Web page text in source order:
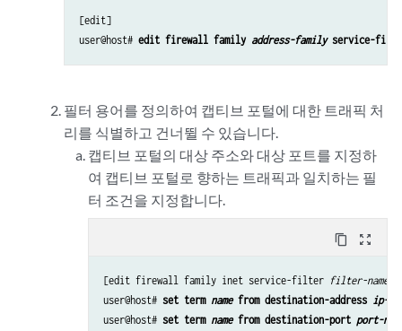
[edit]
user@host# edit firewall family address-family service-
필터 용어를 정의하여 캡티브 포털에 대한 트래픽 처
리를 식별하고 건너뛸 수 있습니다.
캡티브 포털의 대상 주소와 대상 포트를 지정하
여 캡티브 포털로 향하는 트래픽과 일치하는 필
터 조건을 지정합니다.
content_copy zoom_out_map
[edit firewall family inet service-filter filter-name
user@host# set term name from destination-address ip-
user@host# set term name from destination-port port-